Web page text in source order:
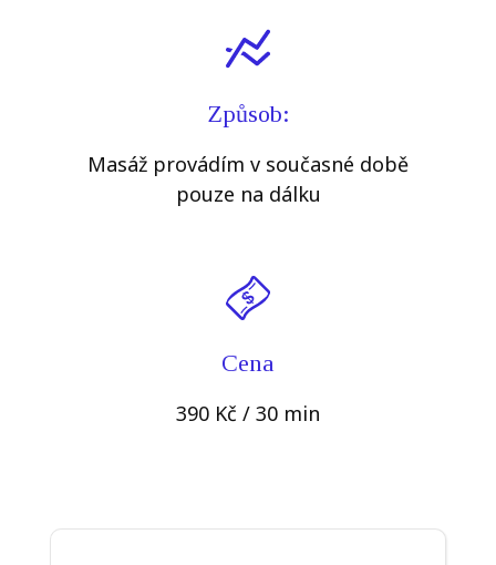
Způsob:
Masáž provádím v současné době
pouze na dálku
Cena
390 Kč / 30 min